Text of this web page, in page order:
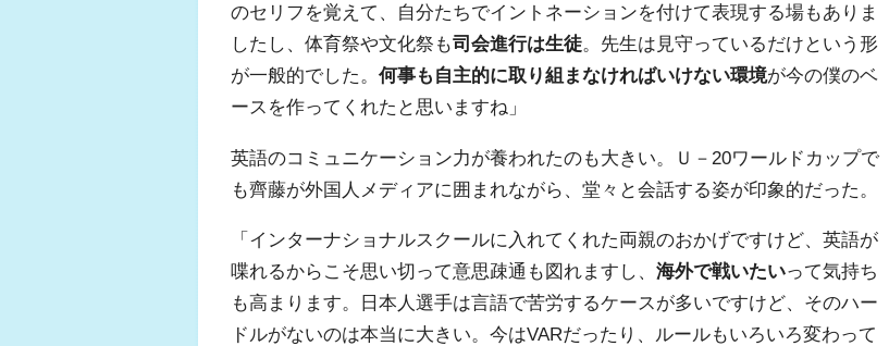
のセリフを覚えて、自分たちでイントネーションを付けて表現する場もありま
したし、体育祭や文化祭も司会進行は生徒。先生は見守っているだけという形
が一般的でした。 何事も自主的に取り組まなければいけない環境が今の僕のベ
ースを作ってくれたと思いますね」
英語のコミュニケーション力が養われたのも大きい。Ｕ－20ワールドカップで
も齊藤が外国人メディアに囲まれながら、堂々と会話する姿が印象的だった。
「インターナショナルスクールに入れてくれた両親のおかげですけど、英語が
喋れるからこそ思い切って意思疎通も図れますし、 海外で戦いたいって気持ち
も高まります。日本人選手は言語で苦労するケースが多いですけど、そのハー
ドルがないのは本当に大きい。今はVARだったり、ルールもいろいろ変わって